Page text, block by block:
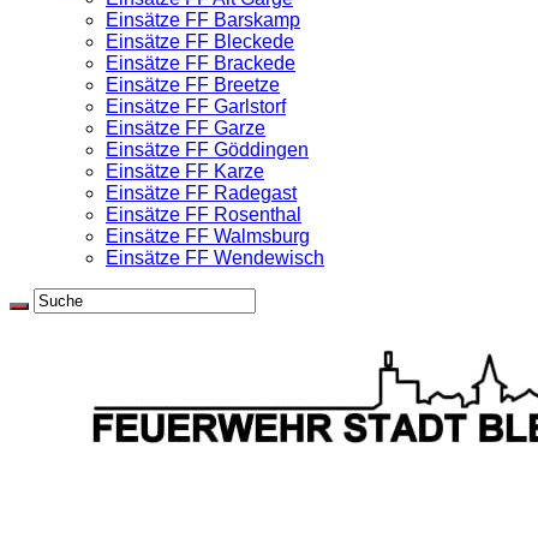
Einsätze FF Barskamp
Einsätze FF Bleckede
Einsätze FF Brackede
Einsätze FF Breetze
Einsätze FF Garlstorf
Einsätze FF Garze
Einsätze FF Göddingen
Einsätze FF Karze
Einsätze FF Radegast
Einsätze FF Rosenthal
Einsätze FF Walmsburg
Einsätze FF Wendewisch